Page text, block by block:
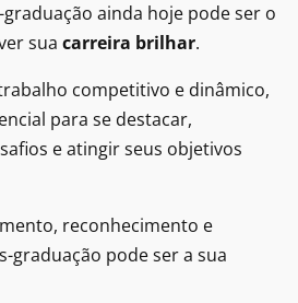
ainda hoje pode ser o
sua carreira brilhar.
competitivo e dinâmico,
para se destacar,
e atingir seus objetivos
reconhecimento e
graduação pode ser a sua